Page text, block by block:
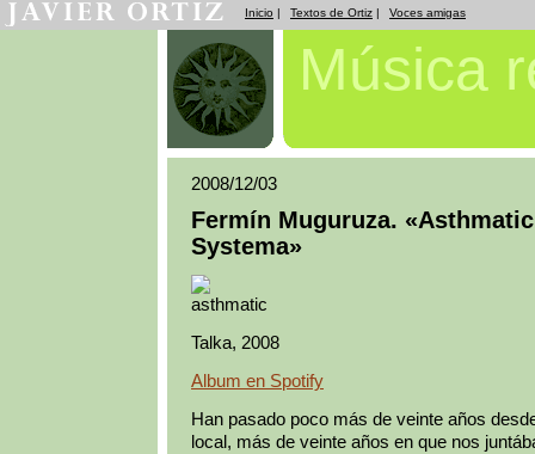
Inicio | Textos de Ortiz | Voces amigas
Música
2008/12/03
Fermín Muguruza.
Systema»
Talka, 2008
Album en Spotify
Han pasado poco más de veinte años
local, más de veinte años en que nos